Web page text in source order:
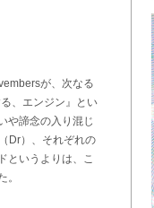
が、次なる
、エンジン』とい
や諦念の入り混じ
Dr）、それぞれの
というよりは、こ
。